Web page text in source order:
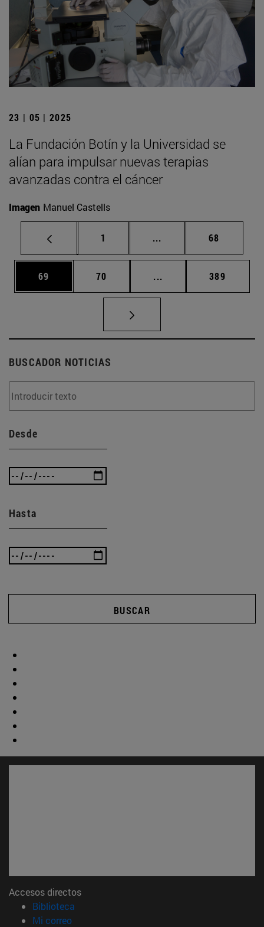
23 | 05 | 2025
La Fundación Botín y la Universidad se
alían para impulsar nuevas terapias
avanzadas contra el cáncer
Imagen Manuel Castells
Página
1 ... Páginas intermedias
Página
68
Página
69 Página
70 ... Páginas intermedias
Página
389
BUSCADOR NOTICIAS
Desde
Hasta
BUSCAR
Accesos directos
Biblioteca
Mi correo(abre en nueva ventana)